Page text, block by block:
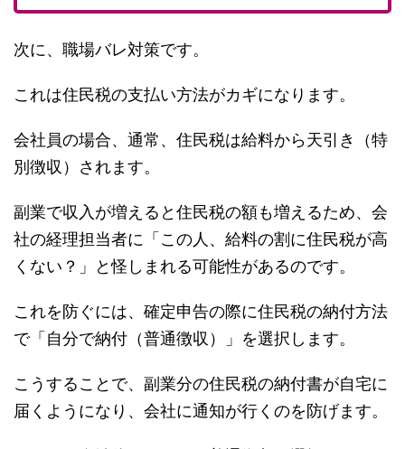
次に、職場バレ対策です。
これは住民税の支払い方法がカギになります。
会社員の場合、通常、住民税は給料から天引き（特
別徴収）されます。
副業で収入が増えると住民税の額も増えるため、会
社の経理担当者に「この人、給料の割に住民税が高
くない？」と怪しまれる可能性があるのです。
これを防ぐには、確定申告の際に住民税の納付方法
で「自分で納付（普通徴収）」を選択します。
こうすることで、副業分の住民税の納付書が自宅に
届くようになり、会社に通知が行くのを防げます。